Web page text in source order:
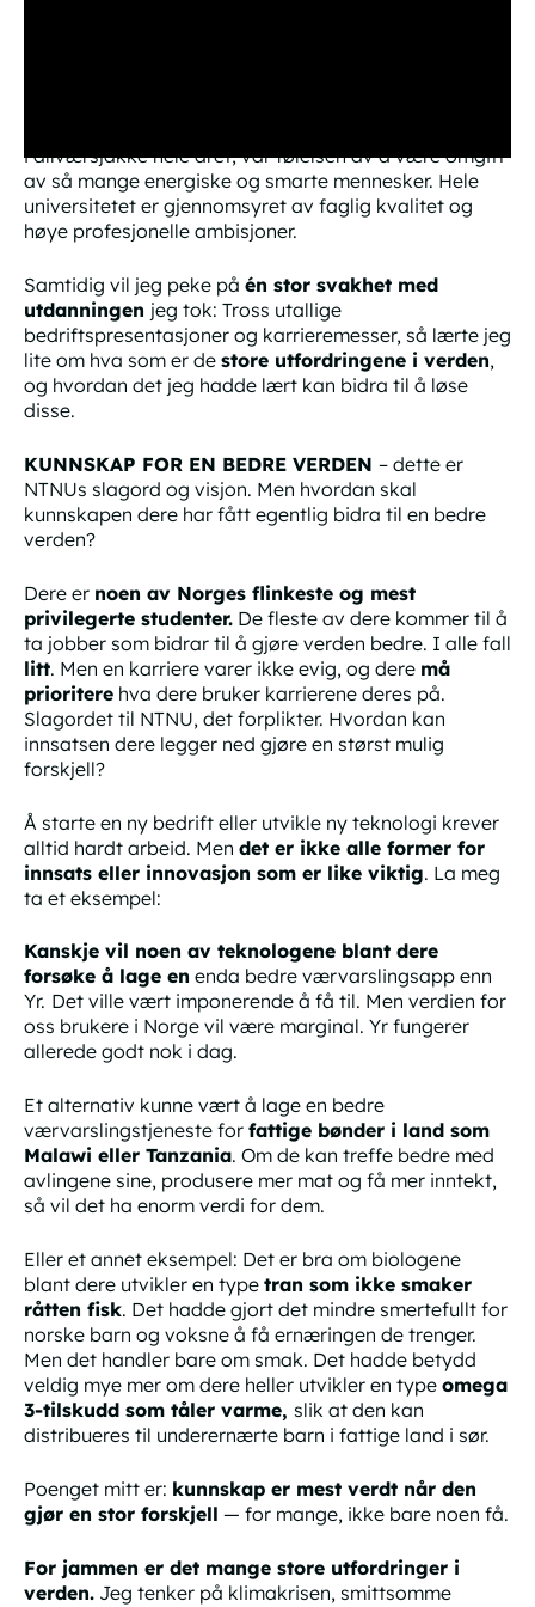
i allværsjakke hele året, var følelsen av å være omgitt
av så mange energiske og smarte mennesker. Hele
universitetet er gjennomsyret av faglig kvalitet og
høye profesjonelle ambisjoner.
Samtidig vil jeg peke på én stor svakhet med
utdanningen jeg tok: Tross utallige
bedriftspresentasjoner og karrieremesser, så lærte jeg
lite om hva som er de store utfordringene i verden,
og hvordan det jeg hadde lært kan bidra til å løse
disse.
KUNNSKAP FOR EN BEDRE VERDEN – dette er
NTNUs slagord og visjon. Men hvordan skal
kunnskapen dere har fått egentlig bidra til en bedre
verden?
Dere er noen av Norges flinkeste og mest
privilegerte studenter.De fleste av dere kommer til å
ta jobber som bidrar til å gjøre verden bedre. I alle fall
litt. Men en karriere varer ikke evig, og dere må
prioriterehva dere bruker karrierene deres på.
Slagordet til NTNU, det forplikter. Hvordan kan
innsatsen dere legger ned gjøre en størst mulig
forskjell?
Å starte en ny bedrift eller utvikle ny teknologi krever
alltid hardt arbeid. Men det er ikke alle former for
innsats eller innovasjon som er like viktig. La meg
ta et eksempel:
Kanskje vil noen av teknologene blant dere
forsøke å lage en enda bedre værvarslingsapp enn
Yr. Det ville vært imponerende å få til. Men verdien for
oss brukere i Norge vil være marginal. Yr fungerer
allerede godt nok i dag.
Et alternativ kunne vært å lage en bedre
værvarslingstjeneste for fattige bønder i land som
Malawi eller Tanzania. Om de kan treffe bedre med
avlingene sine, produsere mer mat og få mer inntekt,
så vil det ha enorm verdi for dem.
Eller et annet eksempel: Det er bra om biologene
blant dere utvikler en type tran som ikke smaker
råtten fisk. Det hadde gjort det mindre smertefullt for
norske barn og voksne å få ernæringen de trenger.
Men det handler bare om smak. Det hadde betydd
veldig mye mer om dere heller utvikler en type omega
3-tilskudd som tåler varme, slik at den kan
distribueres til underernærte barn i fattige land i sør.
Poenget mitt er: kunnskap er mest verdt når den
gjør en stor forskjell — for mange, ikke bare noen få.
For jammen er det mange store utfordringer i
verden.Jeg tenker på klimakrisen, smittsomme